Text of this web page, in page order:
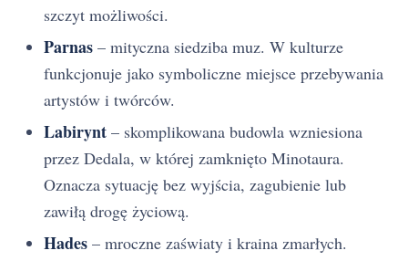
szczyt możliwości.
Parnas – mityczna siedziba muz. W kulturze
funkcjonuje jako symboliczne miejsce przebywania
artystów i twórców.
Labirynt – skomplikowana budowla wzniesiona
przez Dedala, w której zamknięto Minotaura.
Oznacza sytuację bez wyjścia, zagubienie lub
zawiłą drogę życiową.
Hades – mroczne zaświaty i kraina zmarłych.